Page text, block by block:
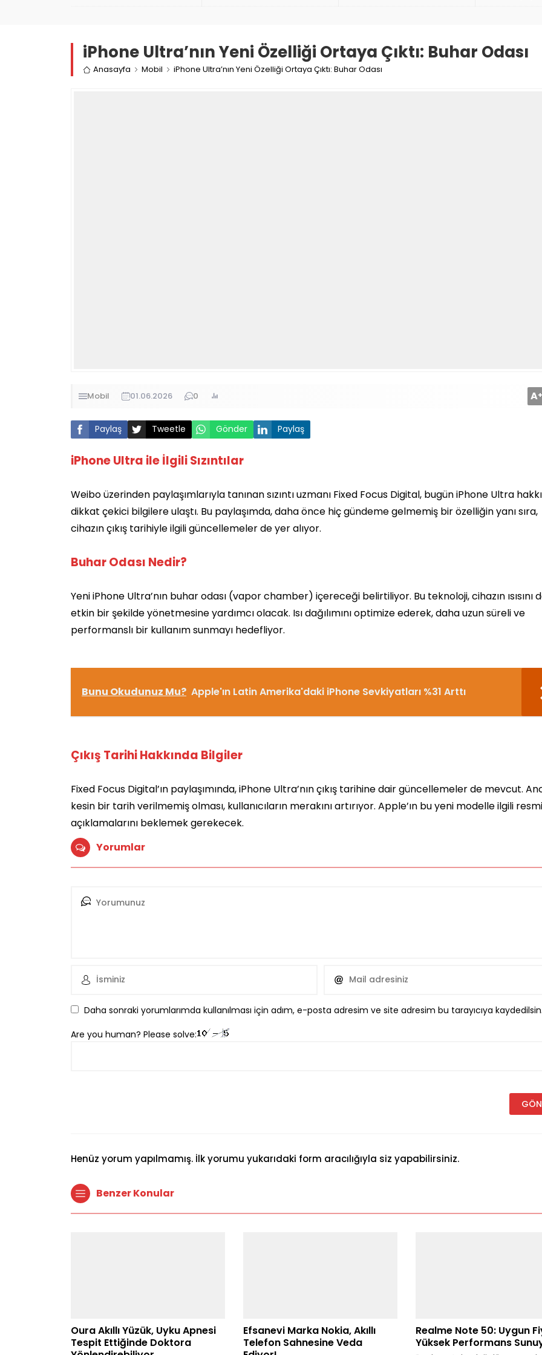
iPhone Ultra’nın Yeni Özelliği Ortaya Çıktı: Buhar Odası
Anasayfa Mobil iPhone Ultra’nın Yeni Özelliği Ortaya Çıktı: Buhar Odası
Mobil 01.06.2026 0 A+
Paylaş Tweetle Gönder Paylaş
iPhone Ultra ile İlgili Sızıntılar
Weibo üzerinden paylaşımlarıyla tanınan sızıntı uzmanı Fixed Focus Digital, bugün iPhone Ultra
dikkat çekici bilgilere ulaştı. Bu paylaşımda, daha önce hiç gündeme gelmemiş bir özelliğin yanı sıra,
cihazın çıkış tarihiyle ilgili güncellemeler de yer alıyor.
Buhar Odası Nedir?
Yeni iPhone Ultra’nın buhar odası (vapor chamber) içereceği belirtiliyor. Bu teknoloji, cihazın ısısını
etkin bir şekilde yönetmesine yardımcı olacak. Isı dağılımını optimize ederek, daha uzun süreli ve
performanslı bir kullanım sunmayı hedefliyor.
Bunu Okudunuz Mu? Apple'ın Latin Amerika'daki iPhone Sevkiyatları %31 Arttı
Çıkış Tarihi Hakkında Bilgiler
Fixed Focus Digital’ın paylaşımında, iPhone Ultra’nın çıkış tarihine dair güncellemeler de mevcut.
kesin bir tarih verilmemiş olması, kullanıcıların merakını artırıyor. Apple’ın bu yeni modelle ilgili resmi
açıklamalarını beklemek gerekecek.
Yorumlar
Daha sonraki yorumlarımda kullanılması için adım, e-posta adresim ve site adresim bu tarayıcıya kaydedilsin.
Are you human? Please solve:
Henüz yorum yapılmamış. İlk yorumu yukarıdaki form aracılığıyla siz yapabilirsiniz.
Benzer Konular
Oura Akıllı Yüzük, Uyku Apnesi
Tespit Ettiğinde Doktora
Efsanevi Marka Nokia, Akıllı
Telefon Sahnesine Veda
Realme Note 50: Uygun
Yüksek Performans